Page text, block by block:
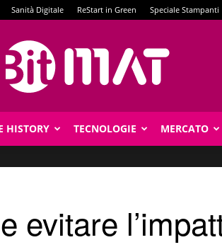
Sanità Digitale ReStart in Green Speciale Stampanti
HISTORY TECNOLOGIE MERCATO
evitare